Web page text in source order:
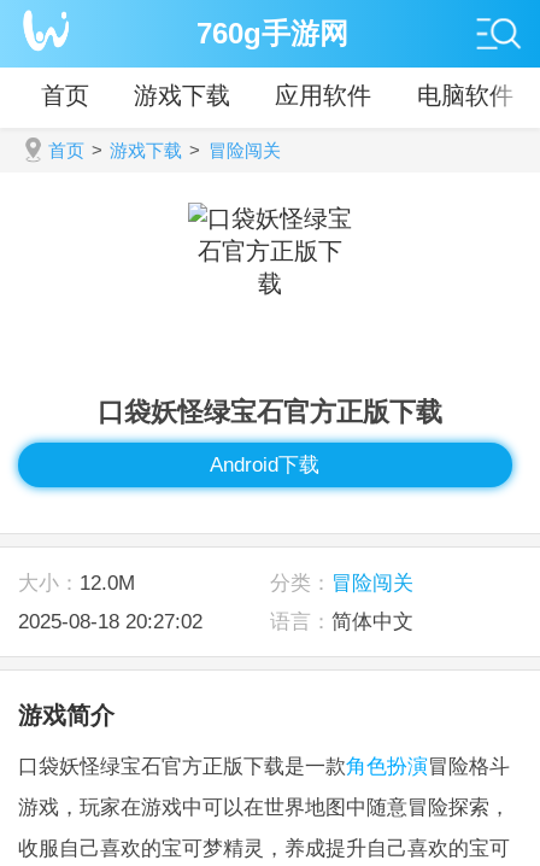
760g手游网
首页 游戏下载 应用软件 电脑软件
首页 > 游戏下载 > 冒险闯关
口袋妖怪绿宝石官方正版下载
Android下载
大小： 12.0M 分类： 冒险闯关
2025-08-18 20:27:02
语言： 简体中文
游戏简介
口袋妖怪绿宝石官方正版下载是一款角色扮演冒险格斗
游戏，玩家在游戏中可以在世界地图中随意冒险探索，
收服自己喜欢的宝可梦精灵，养成提升自己喜欢的宝可